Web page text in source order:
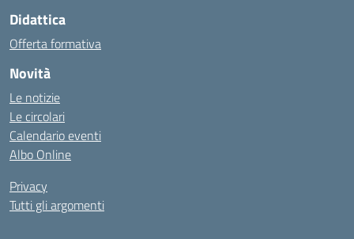
Didattica
Offerta formativa
Novità
Le notizie
Le circolari
Calendario eventi
Albo Online
Privacy
Tutti gli argomenti